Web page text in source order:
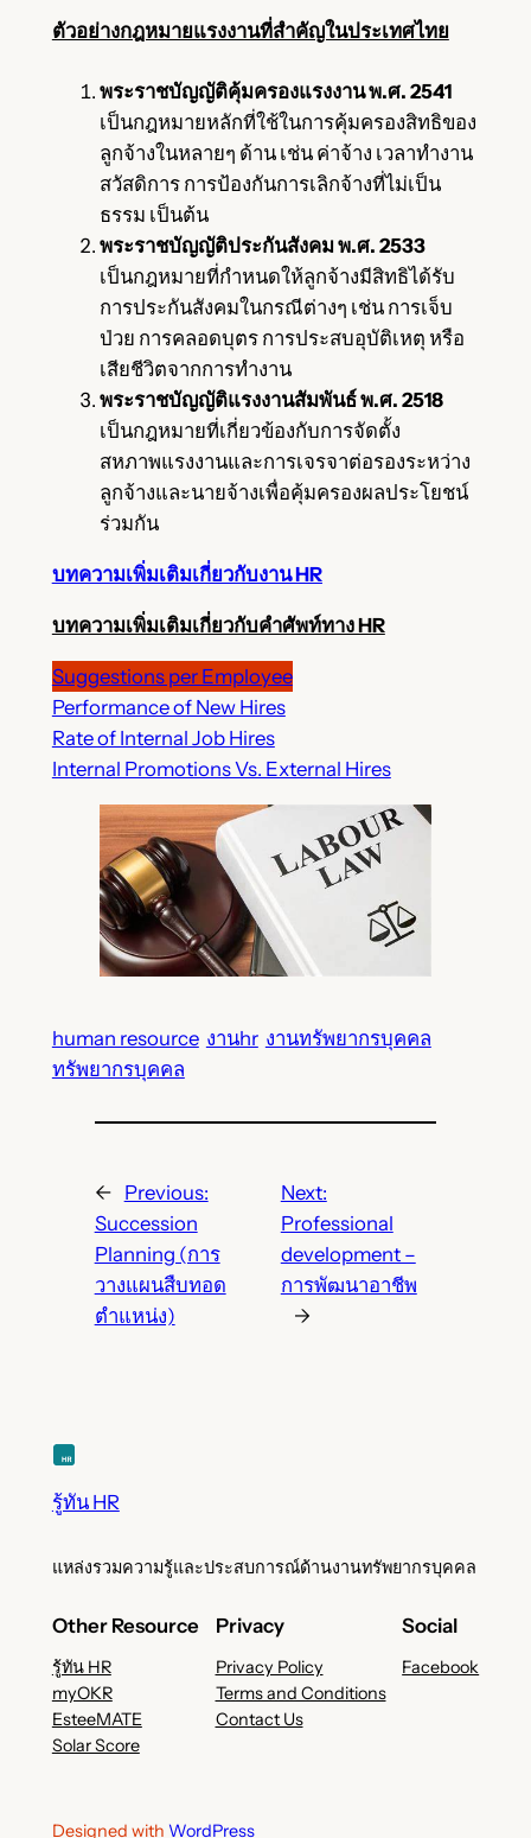
ตัวอย่างกฎหมายแรงงานที่สำคัญในประเทศไทย
พระราชบัญญัติคุ้มครองแรงงาน พ.ศ. 2541
เป็นกฎหมายหลักที่ใช้ในการคุ้มครองสิทธิของ
ลูกจ้างในหลายๆ ด้าน เช่น ค่าจ้าง เวลาทำงาน
สวัสดิการ การป้องกันการเลิกจ้างที่ไม่เป็น
ธรรม เป็นต้น
พระราชบัญญัติประกันสังคม พ.ศ. 2533
เป็นกฎหมายที่กำหนดให้ลูกจ้างมีสิทธิได้รับ
การประกันสังคมในกรณีต่างๆ เช่น การเจ็บ
ป่วย การคลอดบุตร การประสบอุบัติเหตุ หรือ
เสียชีวิตจากการทำงาน
พระราชบัญญัติแรงงานสัมพันธ์ พ.ศ. 2518
เป็นกฎหมายที่เกี่ยวข้องกับการจัดตั้ง
สหภาพแรงงานและการเจรจาต่อรองระหว่าง
ลูกจ้างและนายจ้างเพื่อคุ้มครองผลประโยชน์
ร่วมกัน
บทความเพิ่มเติมเกี่ยวกับงาน HR
บทความเพิ่มเติมเกี่ยวกับคำศัพท์ทาง HR
Suggestions per Employee
Performance of New Hires
Rate of Internal Job Hires
Internal Promotions Vs. External Hires
human resource งานhr งานทรัพยากรบุคคล
ทรัพยากรบุคคล
←
Previous:
Succession
Planning (การ
วางแผนสืบทอด
ตำแหน่ง)
Next:
Professional
development –
การพัฒนาอาชีพ
→
รู้ทัน HR
แหล่งรวมความรู้และประสบการณ์ด้านงานทรัพยากรบุคคล
Other Resource
รู้ทัน HR
myOKR
EsteeMATE
Solar Score
Privacy
Privacy Policy
Terms and Conditions
Contact Us
Social
Facebook
Designed with WordPress